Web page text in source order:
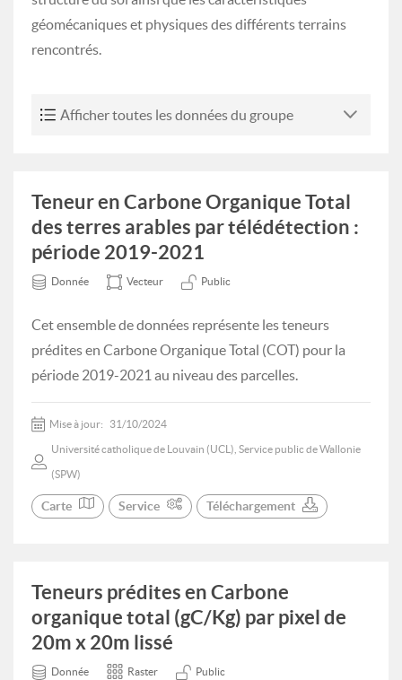
géomécaniques et physiques des différents terrains
rencontrés.
Afficher toutes les données du groupe
Teneur en Carbone Organique Total
des terres arables par télédétection :
période 2019-2021
Donnée Vecteur Public
Cet ensemble de données représente les teneurs
prédites en Carbone Organique Total (COT) pour la
période 2019-2021 au niveau des parcelles.
Mise à jour: 31/10/2024
Université catholique de Louvain (UCL), Service public de Wallonie
(SPW)
Carte Service Téléchargement
Teneurs prédites en Carbone
organique total (gC/Kg) par pixel de
20m x 20m lissé
Donnée Raster Public